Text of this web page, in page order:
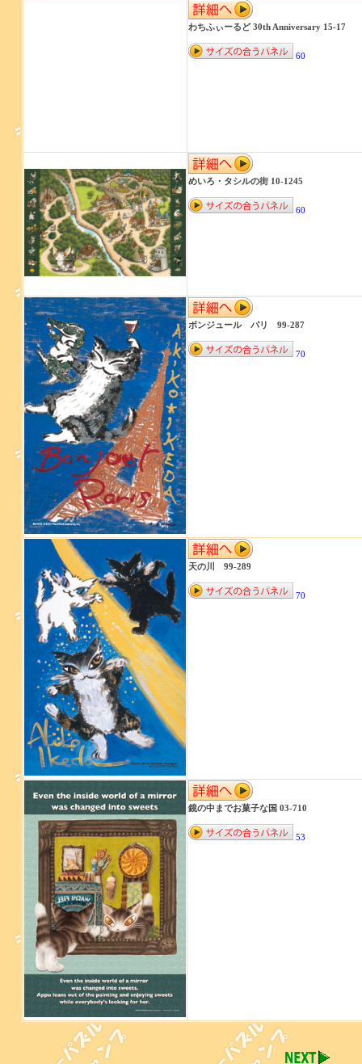
わちふぃーるど 30th Anniversary 15-17
60
めいろ・タシルの街 10-1245
60
ボンジュール パリ 99-287
70
天の川 99-289
70
鏡の中までお菓子な国 03-710
53